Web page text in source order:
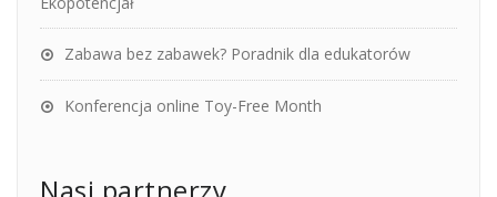
Zabawa bez zabawek? Poradnik dla edukatorów
Konferencja online Toy-Free Month